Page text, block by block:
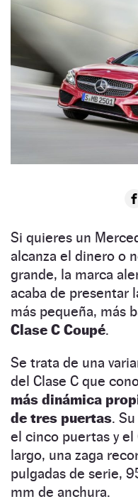
Si quieres un
alcanza el dinero o
grande, la marca
acaba de presentar
más pequeña, más
Clase C Coupé.
Se trata de una
del Clase C que
más dinámica
de tres puertas.
el cinco puertas y el
largo, una zaga
pulgadas de serie,
mm de anchura.